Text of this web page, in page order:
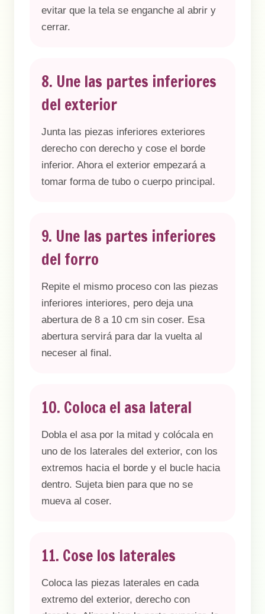
evitar que la tela se enganche al abrir y
cerrar.
8. Une las partes inferiores
del exterior
Junta las piezas inferiores exteriores
derecho con derecho y cose el borde
inferior. Ahora el exterior empezará a
tomar forma de tubo o cuerpo principal.
9. Une las partes inferiores
del forro
Repite el mismo proceso con las piezas
inferiores interiores, pero deja una
abertura de 8 a 10 cm sin coser. Esa
abertura servirá para dar la vuelta al
neceser al final.
10. Coloca el asa lateral
Dobla el asa por la mitad y colócala en
uno de los laterales del exterior, con los
extremos hacia el borde y el bucle hacia
dentro. Sujeta bien para que no se
mueva al coser.
11. Cose los laterales
Coloca las piezas laterales en cada
extremo del exterior, derecho con